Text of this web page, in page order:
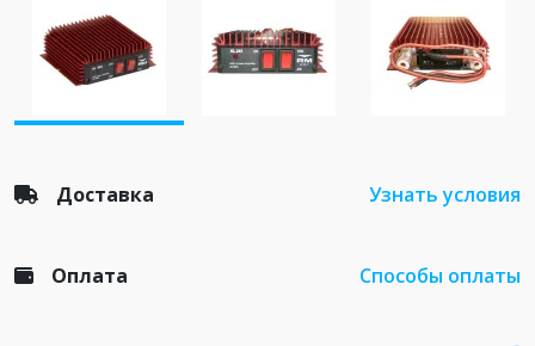
Доставка Узнать условия
Оплата Способы оплаты